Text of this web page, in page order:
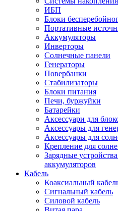
ИБП
Блоки
Портативные
Аккумуляторы
Инверторы
Солнечные панели
Генераторы
Повербанки
Стабилизаторы
Блоки питания
Печи, буржуйки
Батарейки
Аксессуари для
Аксессуары для
Аксессуары для
Крепление для
Зарядные
аккумуляторов
Кабель
Коаксиальный
Сигнальный кабель
Силовой кабель